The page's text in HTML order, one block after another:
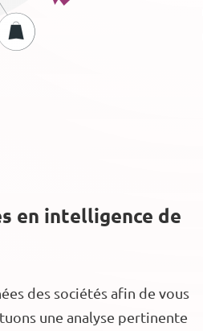
en intelligence de
des sociétés afin de vous
une analyse pertinente